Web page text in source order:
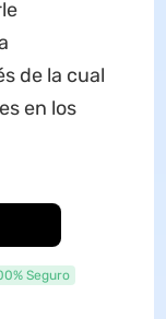
de la cual
en los
Seguro